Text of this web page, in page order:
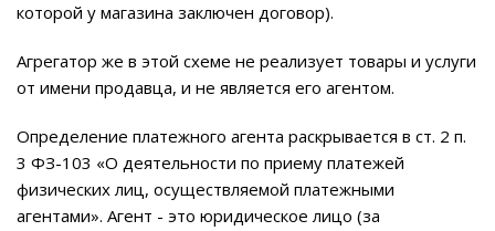
которой у магазина заключен договор).
Агрегатор же в этой схеме не реализует товары и услуги
от имени продавца, и не является его агентом.
Определение платежного агента раскрывается в ст. 2 п.
3 ФЗ-103 «О деятельности по приему платежей
физических лиц, осуществляемой платежными
агентами». Агент - это юридическое лицо (за